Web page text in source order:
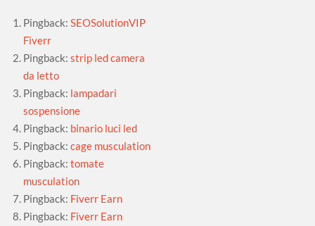
Pingback:SEOSolutionVIP
Fiverr
Pingback:strip led camera
da letto
Pingback: lampadari
sospensione
Pingback: binario luci led
Pingback:cage musculation
Pingback:tomate
musculation
Pingback: Fiverr Earn
Pingback: Fiverr Earn